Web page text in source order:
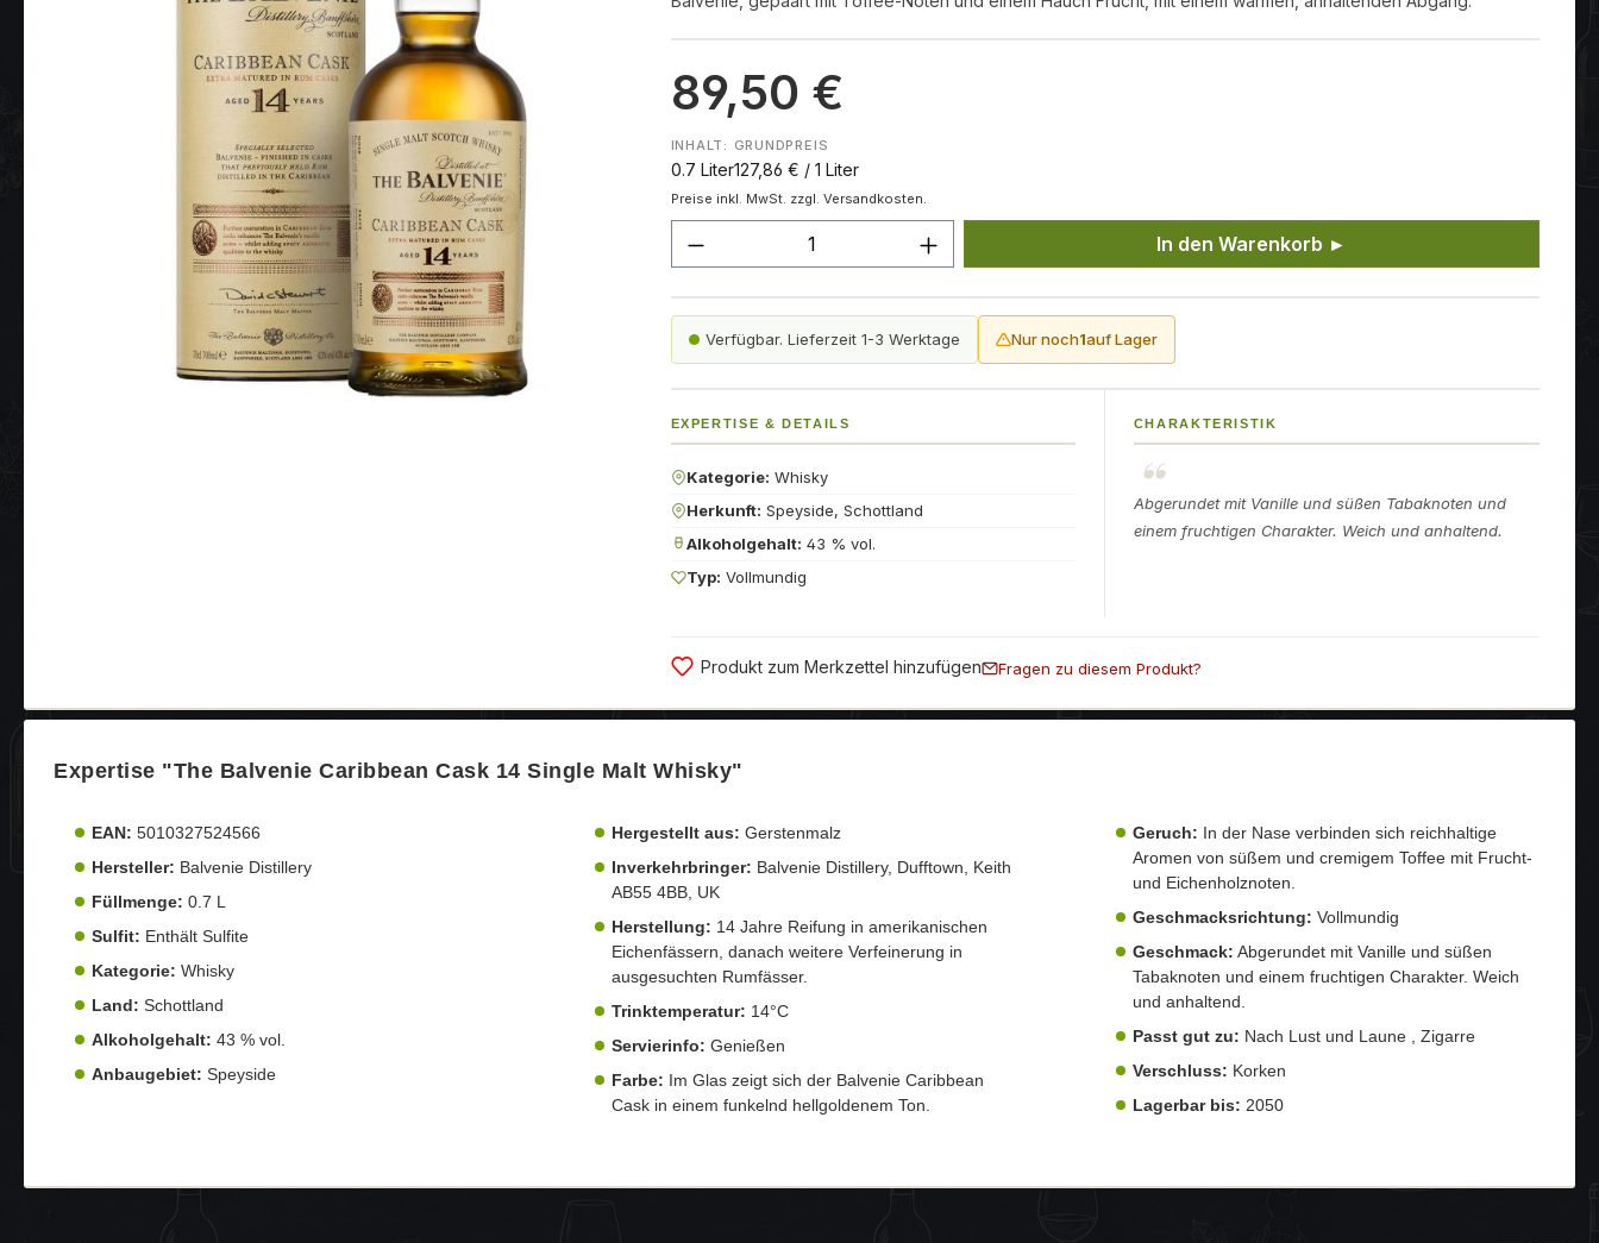
89,50 €
INHALT:
0.7 Liter
GRUNDPREIS
127,86 € / 1 Liter
Preise inkl. MwSt. zzgl. Versandkosten.
Produkt Anzahl: Gib den gewünschten Wert ein oder benutze die
In den Warenkorb ►
Verfügbar. Lieferzeit 1-3 Werktage Nur noch1auf Lager
EXPERTISE & DETAILS
Kategorie: Whisky
Herkunft: Speyside, Schottland
Alkoholgehalt: 43 % vol.
Typ: Vollmundig
CHARAKTERISTIK
Abgerundet mit Vanille und süßen Tabaknoten und
einem fruchtigen Charakter. Weich und anhaltend.
Produkt zum Merkzettel hinzufügen Fragen zu diesem Produkt?
Expertise "The Balvenie Caribbean Cask 14 Single Malt Whisky"
EAN: 5010327524566
Hersteller: Balvenie Distillery
Füllmenge: 0.7 L
Sulfit: Enthält Sulfite
Kategorie: Whisky
Land: Schottland
Alkoholgehalt: 43 % vol.
Anbaugebiet: Speyside
Hergestellt aus: Gerstenmalz
Inverkehrbringer: Balvenie Distillery, Dufftown, Keith
AB55 4BB, UK
Herstellung: 14 Jahre Reifung in amerikanischen
Eichenfässern, danach weitere Verfeinerung in
ausgesuchten Rumfässer.
Trinktemperatur: 14°C
Servierinfo: Genießen
Farbe: Im Glas zeigt sich der Balvenie Caribbean
Cask in einem funkelnd hellgoldenem Ton.
Geruch: In der Nase verbinden sich reichhaltige
Aromen von süßem und cremigem Toffee mit Frucht-
und Eichenholznoten.
Geschmacksrichtung: Vollmundig
Geschmack: Abgerundet mit Vanille und süßen
Tabaknoten und einem fruchtigen Charakter. Weich
und anhaltend.
Passt gut zu:
Nach Lust und Laune , Zigarre
Verschluss: Korken
Lagerbar bis: 2050